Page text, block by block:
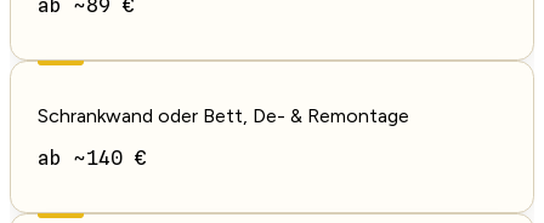
ab ~89 €
Schrankwand oder Bett, De- & Remontage
ab ~140 €